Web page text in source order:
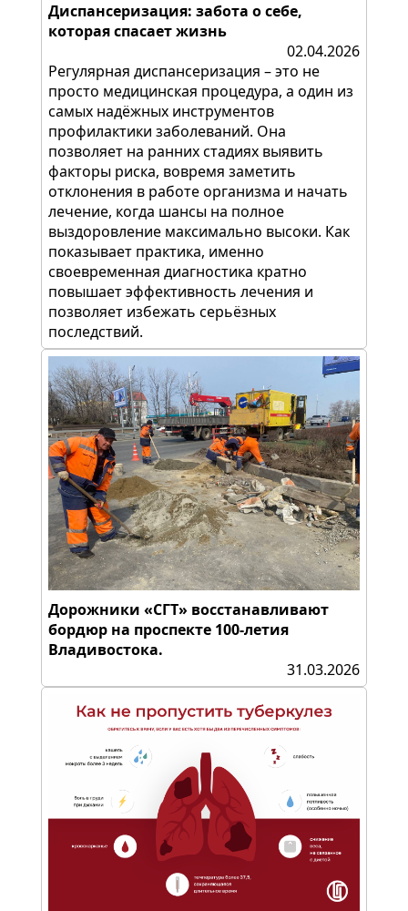
Диспансеризация: забота о себе,
которая спасает жизнь
02.04.2026
Регулярная диспансеризация – это не
просто медицинская процедура, а один из
самых надёжных инструментов
профилактики заболеваний. Она
позволяет на ранних стадиях выявить
факторы риска, вовремя заметить
отклонения в работе организма и начать
лечение, когда шансы на полное
выздоровление максимально высоки. Как
показывает практика, именно
своевременная диагностика кратно
повышает эффективность лечения и
позволяет избежать серьёзных
последствий.
Дорожники «СГТ» восстанавливают
бордюр на проспекте 100-летия
Владивостока.
31.03.2026